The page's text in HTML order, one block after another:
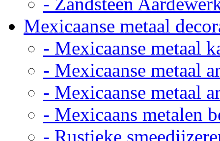
Mexicaanse metaal
- Mexicaanse metaal
- Mexicaanse metaal
- Mexicaanse metaal
- Mexicaans metalen
- Rustieke